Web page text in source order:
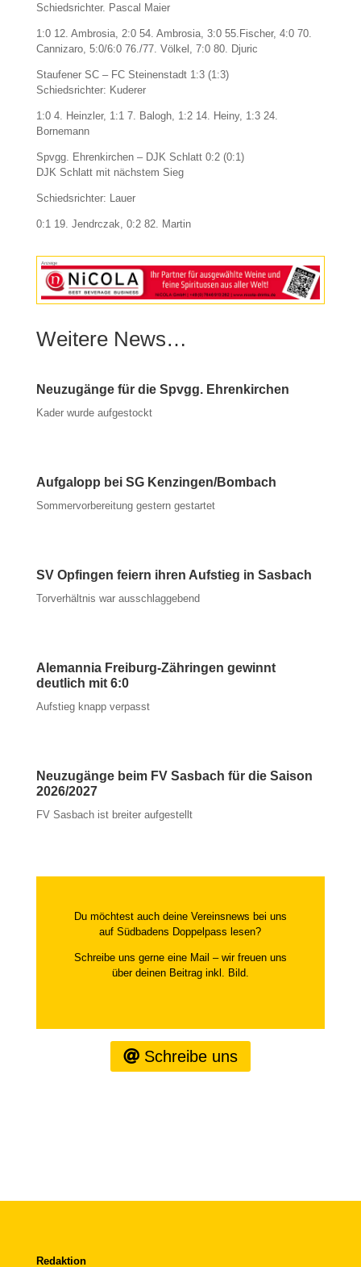
Schiedsrichter. Pascal Maier
1:0 12. Ambrosia, 2:0 54. Ambrosia, 3:0 55.Fischer, 4:0 70.
Cannizaro, 5:0/6:0 76./77. Völkel, 7:0 80. Djuric
Staufener SC – FC Steinenstadt 1:3 (1:3)
Schiedsrichter: Kuderer
1:0 4. Heinzler, 1:1 7. Balogh, 1:2 14. Heiny, 1:3 24.
Bornemann
Spvgg. Ehrenkirchen – DJK Schlatt 0:2 (0:1)
DJK Schlatt mit nächstem Sieg
Schiedsrichter: Lauer
0:1 19. Jendrczak, 0:2 82. Martin
Anzeige
Weitere News…
Neuzugänge für die Spvgg. Ehrenkirchen
Kader wurde aufgestockt
Aufgalopp bei SG Kenzingen/Bombach
Sommervorbereitung gestern gestartet
SV Opfingen feiern ihren Aufstieg in Sasbach
Torverhältnis war ausschlaggebend
Alemannia Freiburg-Zähringen gewinnt
deutlich mit 6:0
Aufstieg knapp verpasst
Neuzugänge beim FV Sasbach für die Saison
2026/2027
FV Sasbach ist breiter aufgestellt
Du möchtest auch deine Vereinsnews bei uns
auf Südbadens Doppelpass lesen?
Schreibe uns gerne eine Mail – wir freuen uns
über deinen Beitrag inkl. Bild.
Schreibe uns
Redaktion